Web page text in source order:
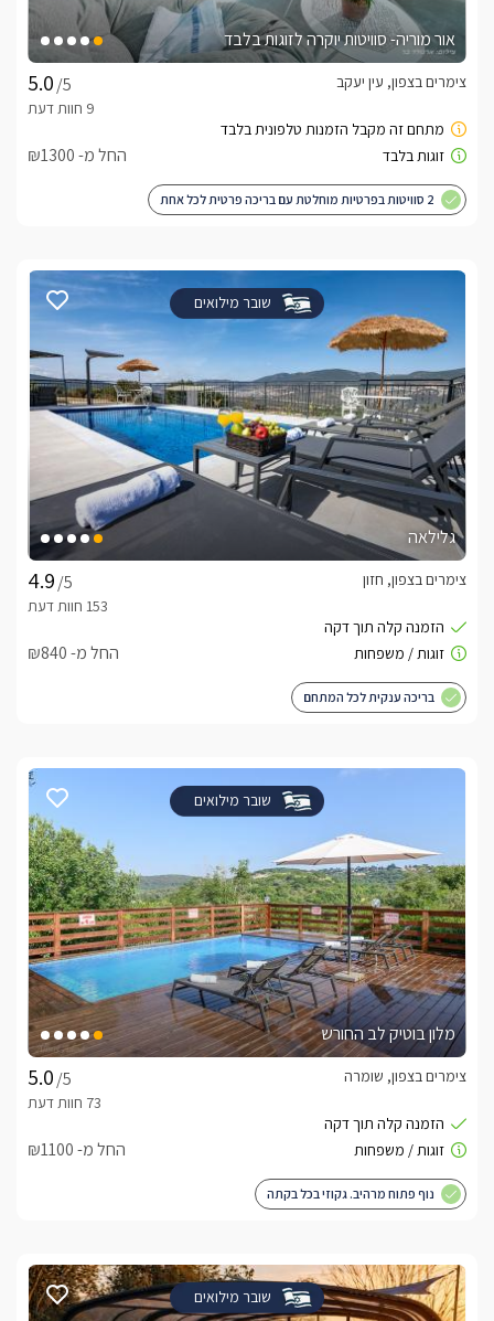
אור מוריה- סוויטות יוקרה לזוגות בלבד
/5
צימרים בצפון, עין יעקב
החל מ- ₪1300
2 סוויטות בפרטיות מוחלטת עם בריכה פרטית לכל אחת
שובר מילואים
גלילאה
/5
צימרים בצפון, חזון
החל מ- ₪840
בריכה ענקית לכל המתחם
שובר מילואים
מלון בוטיק לב החורש
/5
צימרים בצפון, שומרה
החל מ- ₪1100
נוף פתוח מרהיב. גקוזי בכל בקתה
שובר מילואים